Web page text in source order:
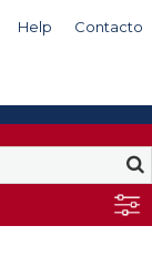
Help Contacto